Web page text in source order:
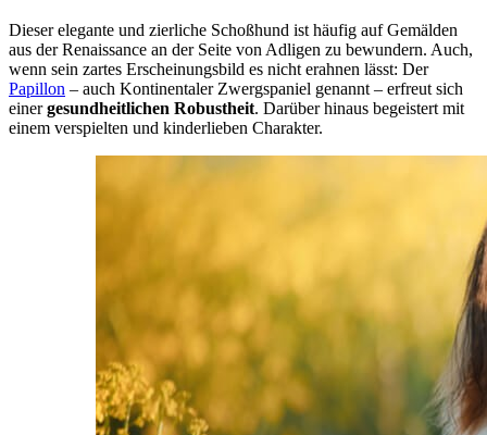
Dieser elegante und zierliche Schoßhund ist häufig auf Gemälden
aus der Renaissance an der Seite von Adligen zu bewundern. Auch,
wenn sein zartes Erscheinungsbild es nicht erahnen lässt: Der
Papillon – auch Kontinentaler Zwergspaniel genannt – erfreut sich
einergesundheitlichen Robustheit. Darüber hinaus begeistert mit
einem verspielten und kinderlieben Charakter.